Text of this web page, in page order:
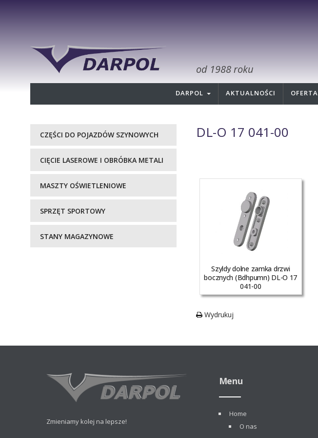
od 1988 roku
DARPOL AKTUALNOŚCI OFERTA
DL-O 17 041-00
Szyldy dolne zamka drzwi
bocznych (Bdhpumn) DL-O 17
041-00
Wydrukuj
CZĘŚCI DO POJAZDÓW SZYNOWYCH
CIĘCIE LASEROWE I OBRÓBKA METALI
MASZTY OŚWIETLENIOWE
SPRZĘT SPORTOWY
STANY MAGAZYNOWE
Zmieniamy kolej na lepsze!
Menu
Home
O nas